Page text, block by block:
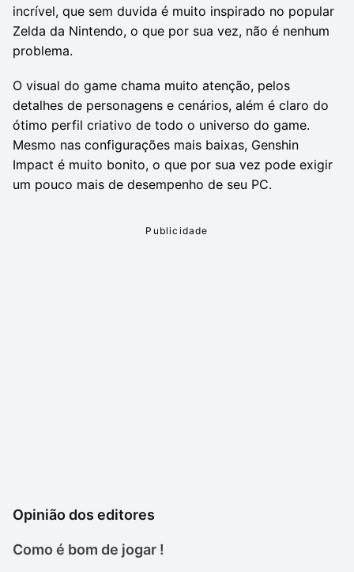
incrível, que sem duvida é muito inspirado no popular
Zelda da Nintendo, o que por sua vez, não é nenhum
problema.
O visual do game chama muito atenção, pelos
detalhes de personagens e cenários, além é claro do
ótimo perfil criativo de todo o universo do game.
Mesmo nas configurações mais baixas, Genshin
Impact é muito bonito, o que por sua vez pode exigir
um pouco mais de desempenho de seu PC.
Opinião dos editores
Como é bom de jogar !